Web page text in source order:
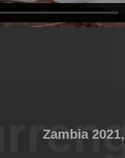
Zambia